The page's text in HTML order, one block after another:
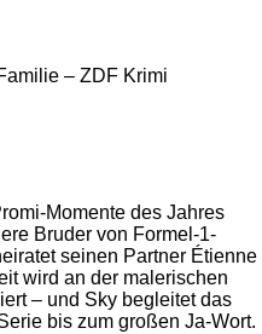
Momente des Jahres
Bruder von Formel-1-
seinen Partner Étienne
wird an der malerischen
– und Sky begleitet das
bis zum großen Ja-Wort.